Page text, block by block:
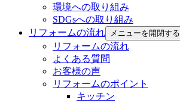
環境への取り組み
SDGsへの取り組み
リフォームの流れ
メニューを開閉する
リフォームの流れ
よくある質問
お客様の声
リフォームのポイント
キッチン